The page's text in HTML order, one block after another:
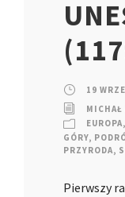
19
MICHAŁ
EUROPA,
GÓRY,
PRZYRODA,
Pierwszy